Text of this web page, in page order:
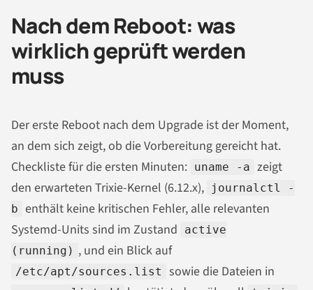
Nach dem Reboot: was
wirklich geprüft werden
muss
Der erste Reboot nach dem Upgrade ist der Moment,
an dem sich zeigt, ob die Vorbereitung gereicht hat.
Checkliste für die ersten Minuten: uname -a zeigt
den erwarteten Trixie-Kernel (6.12.x),
journalctl -
b enthält keine kritischen Fehler, alle relevanten
Systemd-Units sind im Zustand
active
(running) , und ein Blick auf
/etc/apt/sources.list sowie die Dateien in